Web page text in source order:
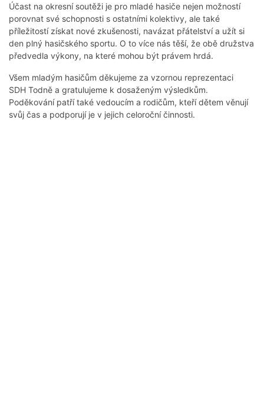
Účast na okresní soutěži je pro mladé hasiče nejen možností
porovnat své schopnosti s ostatními kolektivy, ale také
příležitostí získat nové zkušenosti, navázat přátelství a užít si
den plný hasičského sportu. O to více nás těší, že obě družstva
předvedla výkony, na které mohou být právem hrdá.
Všem mladým hasičům děkujeme za vzornou reprezentaci
SDH Todně a gratulujeme k dosaženým výsledkům.
Poděkování patří také vedoucím a rodičům, kteří dětem věnují
svůj čas a podporují je v jejich celoroční činnosti.